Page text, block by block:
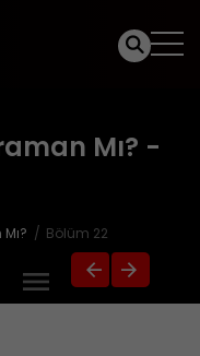
Mı? -
Bölüm 22